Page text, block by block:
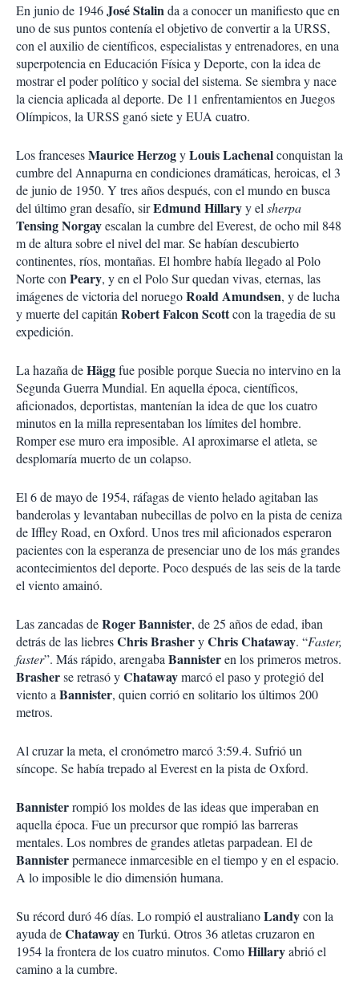
En junio de 1946José Stalinda a conocer un manifiesto que en
uno de sus puntos contenía el objetivo de convertir a la URSS,
con el auxilio de científicos, especialistas y entrenadores, en una
superpotencia en Educación Física y Deporte, con la idea de
mostrar el poder político y social del sistema. Se siembra y nace
la ciencia aplicada al deporte. De 11 enfrentamientos en Juegos
Olímpicos, la URSS ganó siete y EUA cuatro.
Los francesesMauriceHerzogyLouisLachenalconquistan la
cumbre del Annapurna en condiciones dramáticas, heroicas, el 3
de junio de 1950. Y tres años después, con el mundo en busca
del último gran desafío, sirEdmundHillaryy el sherpa
TensingNorgayescalan la cumbre del Everest, de ocho mil 848
m de altura sobre el nivel del mar. Se habían descubierto
continentes, ríos, montañas. El hombre había llegado al Polo
Norte con Peary, y en el Polo Sur quedan vivas, eternas, las
imágenes de victoria del noruegoRoald Amundsen, y de lucha
y muerte del capitán RobertFalconScottcon la tragedia de su
expedición.
La hazaña deHäggfue posible porque Suecia no intervino en la
Segunda Guerra Mundial. En aquella época, científicos,
aficionados, deportistas, mantenían la idea de que los cuatro
minutos en la milla representaban los límites del hombre.
Romper ese muro era imposible. Al aproximarse el atleta, se
desplomaría muerto de un colapso.
El 6 de mayo de 1954, ráfagas de viento helado agitaban las
banderolas y levantaban nubecillas de polvo en la pista de ceniza
de Iffley Road, en Oxford. Unos tres mil aficionados esperaron
pacientes con la esperanza de presenciar uno de los más grandes
acontecimientos del deporte. Poco después de las seis de la tarde
el viento amainó.
Las zancadas deRogerBannister, de 25 años de edad, iban
detrás de las liebresChrisBrasheryChrisChataway. “Faster,
faster”. Más rápido, arengaba Bannisteren los primeros metros.
Brasherse retrasó yChatawaymarcó el paso y protegió del
viento a Bannister, quien corrió en solitario los últimos 200
metros.
Al cruzar la meta, el cronómetro marcó 3:59.4. Sufrió un
síncope. Se había trepado al Everest en la pista de Oxford.
Bannisterrompió los moldes de las ideas que imperaban en
aquella época. Fue un precursor que rompió las barreras
mentales. Los nombres de grandes atletas parpadean. El de
Bannisterpermanece inmarcesible en el tiempo y en el espacio.
A lo imposible le dio dimensión humana.
Su récord duró 46 días. Lo rompió el australianoLandycon la
ayuda deChatawayen Turkú. Otros 36 atletas cruzaron en
1954 la frontera de los cuatro minutos. ComoHillaryabrió el
camino a la cumbre.